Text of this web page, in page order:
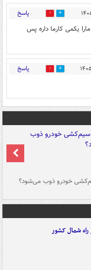
1 پاسخ
یکمی کارما داره پس
0 پاسخ
خودرو ذوب می‌شود؟
راه شمال کشور